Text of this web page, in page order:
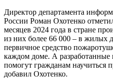
Директор департамента
России Роман Охотенко
месяцев 2024 года в стране
из них более 66 000 – в жилых
первичное средство
каждом доме. А разработанные
помогут гражданам научиться
добавил Охотенко.